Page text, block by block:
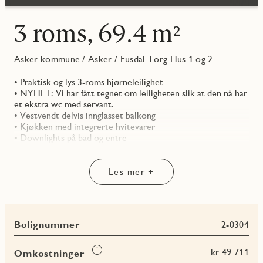
3 roms, 69.4 m²
Asker kommune /Asker / Fusdal Torg Hus 1 og 2
• Praktisk og lys 3-roms hjørneleilighet
• NYHET: Vi har fått tegnet om leiligheten slik at den nå har
et ekstra wc med servant.
• Vestvendt delvis innglasset balkong
• Kjøkken med integrerte hvitevarer
• Downlights på bad og entre
Les mer +
Bolignummer 2-0304
Omkostninger
Les
kr 49 711